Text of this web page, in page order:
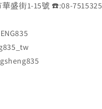
盛街1-15號 ☎️:08-7515325